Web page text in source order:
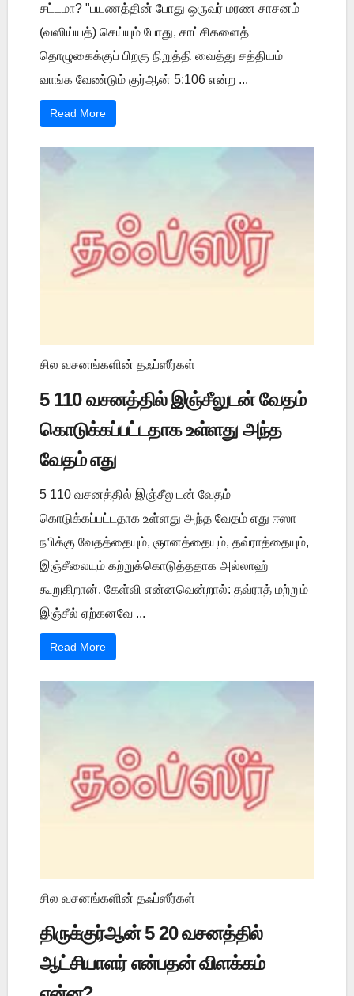
சட்டமா? "பயணத்தின் போது ஒருவர் மரண சாசனம்
(வஸிய்யத்) செய்யும் போது, சாட்சிகளைத்
தொழுகைக்குப் பிறகு நிறுத்தி வைத்து சத்தியம்
வாங்க வேண்டும் குர்ஆன் 5:106 என்ற ...
Read More
சில வசனங்களின் தஃப்ஸீர்கள்
5 110 வசனத்தில் இஞ்சீலுடன் வேதம்
கொடுக்கப்பட்டதாக உள்ளது அந்த
வேதம் எது
5 110 வசனத்தில் இஞ்சீலுடன் வேதம்
கொடுக்கப்பட்டதாக உள்ளது அந்த வேதம் எது ஈஸா
நபிக்கு வேதத்தையும், ஞானத்தையும், தவ்ராத்தையும்,
இஞ்சீலையும் கற்றுக்கொடுத்ததாக அல்லாஹ்
கூறுகிறான். கேள்வி என்னவென்றால்: தவ்ராத் மற்றும்
இஞ்சீல் ஏற்கனவே ...
Read More
சில வசனங்களின் தஃப்ஸீர்கள்
திருக்குர்ஆன் 5 20 வசனத்தில்
ஆட்சியாளர் என்பதன் விளக்கம்